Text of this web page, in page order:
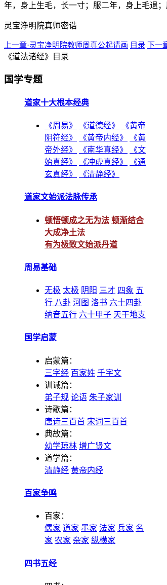
年，身上生毛，长一寸；服二年，身上毛退
灵宝浄明院真师密诰
上一章·灵宝净明院教师周真公起请画 目录 下一
《道法诸经》目录
国学专题
道家十大根本经典
《周易》 《道德经》
《黄帝
阴符经》
《黄帝内经》
《黄
帝外经》
《南华真经》
《文
始真经》
《冲虚真经》
《通
玄真经》
《清静经》
道家文始派法脉传承
顿悟顿成之无为法 顿渐结合
大成净土法
有为极致文始派丹道
周易基础
无极 太极 阴阳 三才 四象 五
行 八卦 河图 洛书 六十四卦
纳音五行 六十甲子 天干地支
国学启蒙
启蒙篇：
三字经 百家姓 千字文
训诫篇：
弟子规 论语 朱子家训
诗歌篇：
唐诗三百首 宋词三百首
典故篇：
幼学琼林 增广贤文
道学篇：
清静经 黄帝内经
百家争鸣
百家：
儒家 道家 墨家 法家 兵家 名
家 农家 杂家 纵横家
四书五经